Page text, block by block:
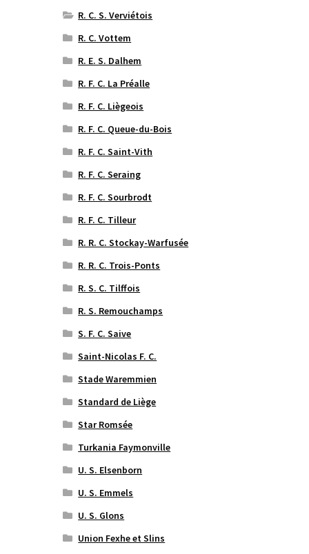
R. C. S. Verviétois
R. C. Vottem
R. E. S. Dalhem
R. F. C. La Préalle
R. F. C. Liègeois
R. F. C. Queue-du-Bois
R. F. C. Saint-Vith
R. F. C. Seraing
R. F. C. Sourbrodt
R. F. C. Tilleur
R. R. C. Stockay-Warfusée
R. R. C. Trois-Ponts
R. S. C. Tilffois
R. S. Remouchamps
S. F. C. Saive
Saint-Nicolas F. C.
Stade Waremmien
Standard de Liège
Star Romsée
Turkania Faymonville
U. S. Elsenborn
U. S. Emmels
U. S. Glons
Union Fexhe et Slins